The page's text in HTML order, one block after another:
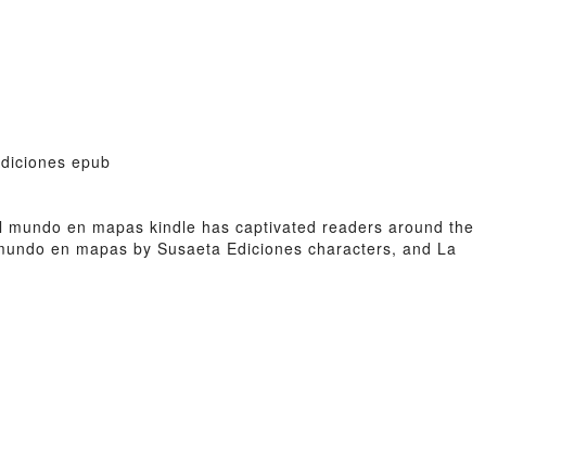
epub
en mapas kindle has captivated readers around the
en mapas by Susaeta Ediciones characters, and La